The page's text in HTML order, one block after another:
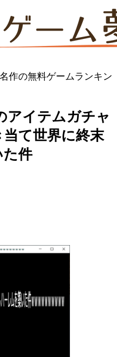
作の無料ゲームランキン
アイテムガチャ
て世界に終末
た件